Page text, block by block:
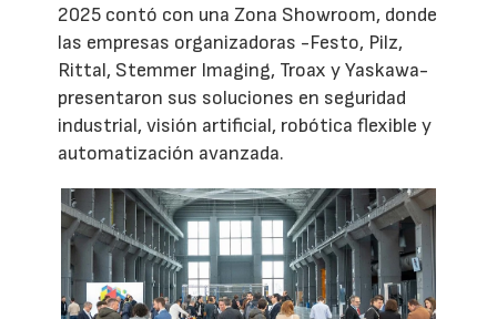
2025 contó con una Zona Showroom, donde
las empresas organizadoras -Festo, Pilz,
Rittal, Stemmer Imaging, Troax y Yaskawa-
presentaron sus soluciones en seguridad
industrial, visión artificial, robótica flexible y
automatización avanzada.